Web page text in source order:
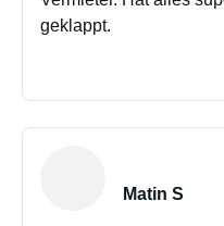
geklappt.
Matin S